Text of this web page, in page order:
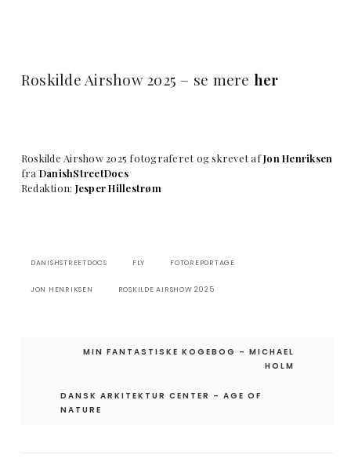
Roskilde Airshow 2025 – se mere her
Roskilde Airshow 2025 fotograferet og skrevet afJon Henriksen
fra DanishStreetDocs
Redaktion: Jesper Hillestrøm
DANISHSTREETDOCS FLY FOTOREPORTAGE
JON HENRIKSEN ROSKILDE AIRSHOW 2025
Indlægsnavigation
MIN FANTASTISKE KOGEBOG – MICHAEL
HOLM
DANSK ARKITEKTUR CENTER – AGE OF
NATURE